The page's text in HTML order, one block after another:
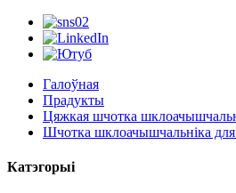
Галоўная
Прадукты
Цяжкая шчотка
Шчотка шклоачышчальніка для
Катэгорыі